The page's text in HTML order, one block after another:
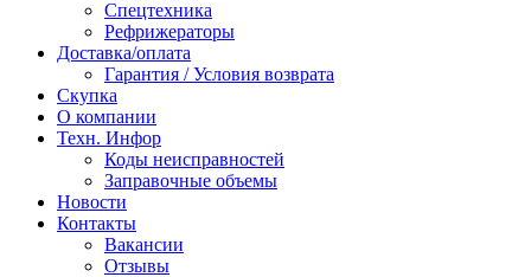
Спецтехника
Рефрижераторы
Доставка/оплата
Гарантия / Условия возврата
Скупка
О компании
Техн. Инфор
Коды неисправностей
Заправочные объемы
Новости
Контакты
Вакансии
Отзывы